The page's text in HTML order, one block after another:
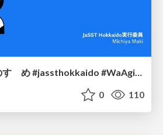
JaSST Hokkaidoのすゝめ #jassthokkaido #WaAgileTesting
0 110